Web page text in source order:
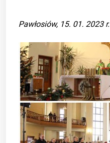
Pawłosiów, 15. 01. 2023 r.